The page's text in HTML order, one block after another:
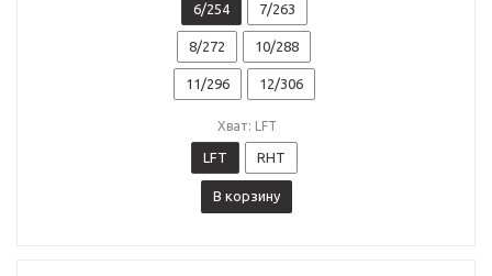
6/254 7/263
8/272 10/288
11/296 12/306
Хват: LFT
LFT RHT
В корзину